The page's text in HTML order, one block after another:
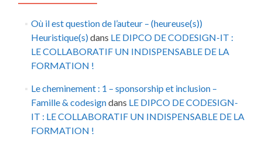
Où il est question de l’auteur – (heureuse(s))
Heuristique(s)dans LE DIPCO DE CODESIGN-IT :
LE COLLABORATIF UN INDISPENSABLE DE LA
FORMATION !
Le cheminement : 1 – sponsorship et inclusion –
Famille & codesigndans LE DIPCO DE CODESIGN-
IT : LE COLLABORATIF UN INDISPENSABLE DE LA
FORMATION !